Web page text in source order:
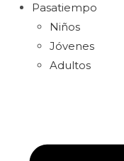
Pasatiempo
Niños
Jóvenes
Adultos